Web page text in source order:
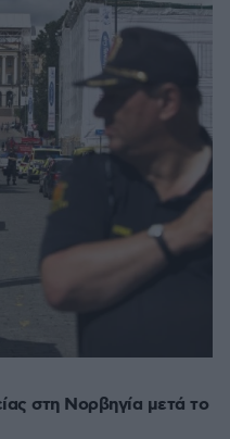
στη Νορβηγία μετά το